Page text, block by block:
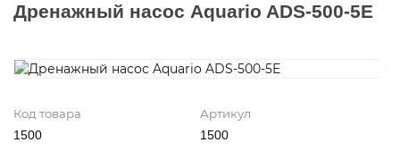
Дренажный насос Aquario ADS-500-5E
Код товара
1500
Артикул
1500